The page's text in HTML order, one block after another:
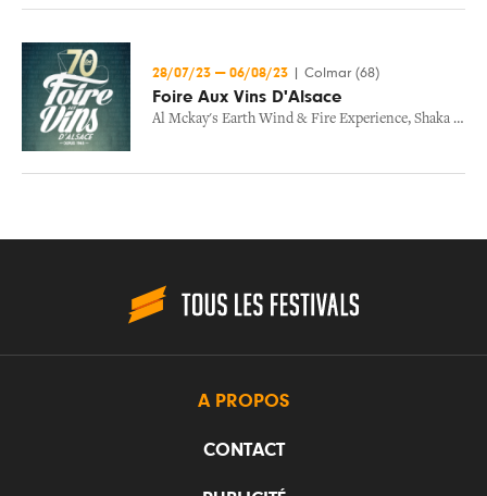
28/07/23 — 06/08/23 Colmar (68)
Foire Aux Vins D'Alsace
Al Mckay's Earth Wind & Fire Experience, Shaka Ponk
A PROPOS
CONTACT